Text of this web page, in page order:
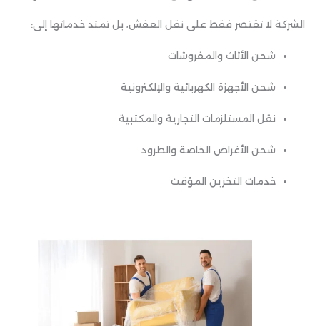
الشركة لا تقتصر فقط على نقل العفش، بل تمتد خدماتها إلى:
شحن الأثاث والمفروشات
شحن الأجهزة الكهربائية والإلكترونية
نقل المستلزمات التجارية والمكتبية
شحن الأغراض الخاصة والطرود
خدمات التخزين المؤقت